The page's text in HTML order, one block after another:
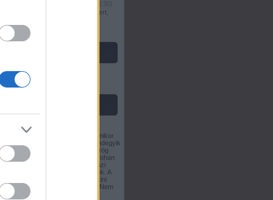
2025.12.24. 16:30
)
Almás-mákos-jujubás kevert,
e (1)
Görög fetás cukkini fasírt
Egy kicsit idő utazunk. Valamikor
2008,2009, ,2010 nyara. Mindegyik
évben az utánozhatatlan görög
nyár. Nei Pori és Christine, rohan
utánunk. Kóstoljuk meg a házi
finomságot. Ezt csak ajándék. A
klasszikus görög fetás cukkini
fasírt, habkönnyű és finom. Nem
véletlen készítjük azóta…